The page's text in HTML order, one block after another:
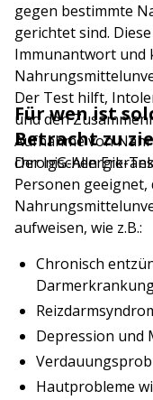
gegen bestimmte
gerichtet sind.
Immunantwort und
Der Test hilft,
und den
Aufnahme von
chronischen
Für wen ist
Betracht zu
Der IgG-Allergie-
Personen geeignet,
aufweisen, wie z.B.:
Chronisch
Depression und
Hautprobleme